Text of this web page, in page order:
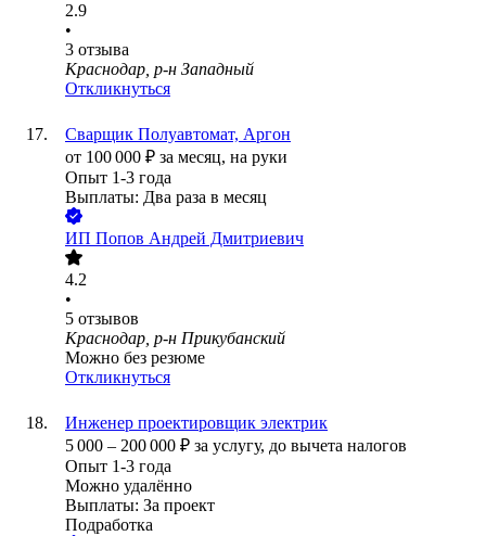
2.9
•
3 отзыва
Краснодар, р-н Западный
Откликнуться
Сварщик Полуавтомат, Аргон
от 100 000 ₽ за месяц, на руки
Опыт 1-3 года
Выплаты: Два раза в месяц
ИП Попов Андрей Дмитриевич
4.2
•
5 отзывов
Краснодар, р-н Прикубанский
Можно без резюме
Откликнуться
Инженер проектировщик электрик
5 000 – 200 000 ₽ за услугу, до вычета налогов
Опыт 1-3 года
Можно удалённо
Выплаты: За проект
Подработка